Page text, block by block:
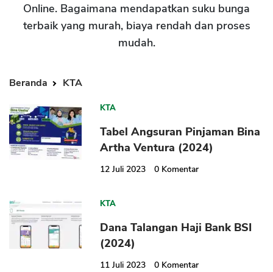
Online. Bagaimana mendapatkan suku bunga
terbaik yang murah, biaya rendah dan proses
mudah.
Beranda KTA
KTA
Tabel Angsuran Pinjaman Bina
Artha Ventura (2024)
12 Juli 2023 0 Komentar
KTA
Dana Talangan Haji Bank BSI
(2024)
11 Juli 2023 0 Komentar